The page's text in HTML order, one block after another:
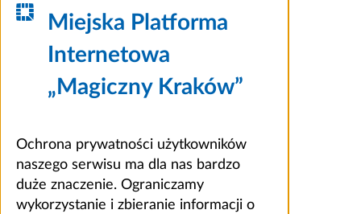
Miejska Platforma
Internetowa
„Magiczny Kraków”
Ochrona prywatności użytkowników
naszego serwisu ma dla nas bardzo
duże znaczenie. Ograniczamy
wykorzystanie i zbieranie informacji o